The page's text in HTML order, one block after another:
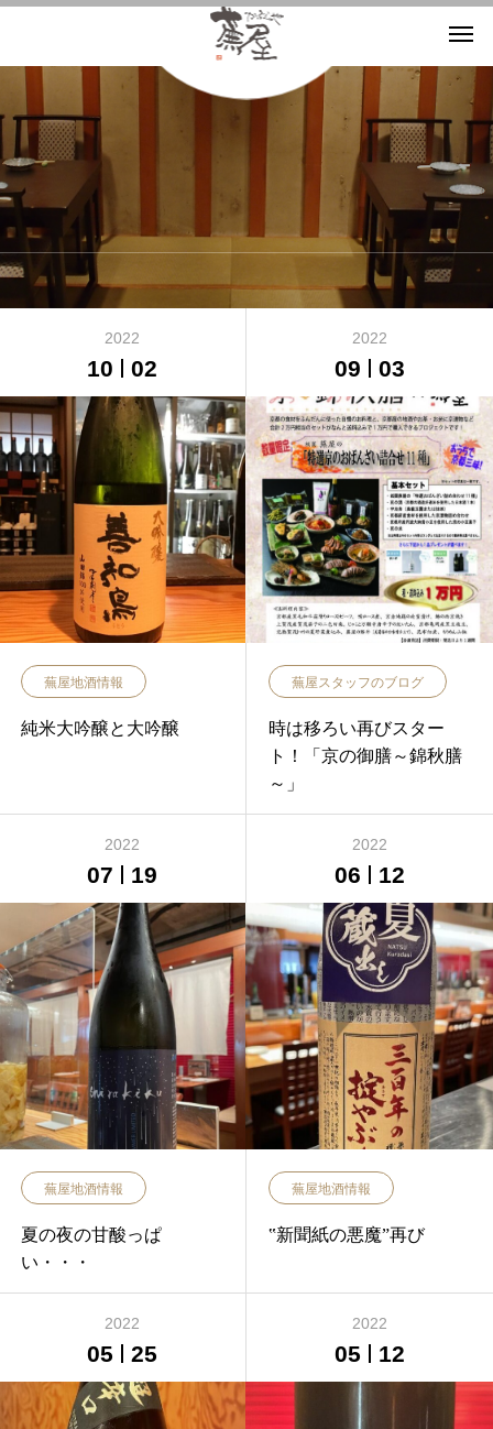
京都・蕪屋のスタッフブログ
2022
10 02
蕪屋地酒情報
純米大吟醸と大吟醸
2022
09 03
蕪屋スタッフのブログ
時は移ろい再びスター
ト！「京の御膳～錦秋膳
～」
2022
07 19
蕪屋地酒情報
夏の夜の甘酸っぱ
い・・・
2022
06 12
蕪屋地酒情報
‟新聞紙の悪魔”再び
2022
05 25
2022
05 12